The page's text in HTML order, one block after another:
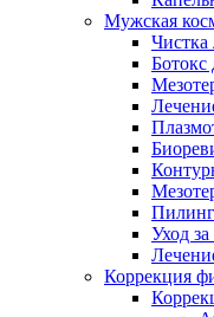
Мужская
Уход
Коррекция